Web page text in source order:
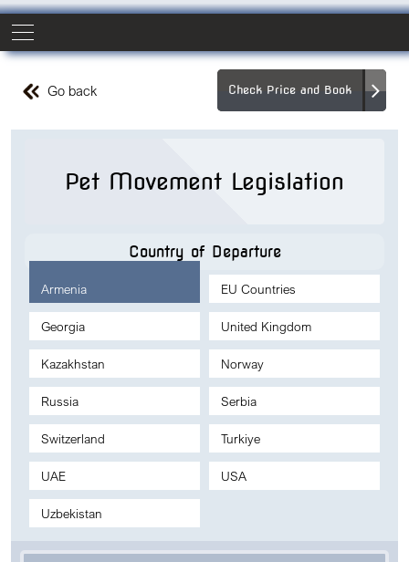
Go back Check Price and Book
Pet Movement Legislation
Country of Departure
Armenia EU Countries
Georgia United Kingdom
Kazakhstan Norway
Russia Serbia
Switzerland Turkiye
UAE USA
Uzbekistan